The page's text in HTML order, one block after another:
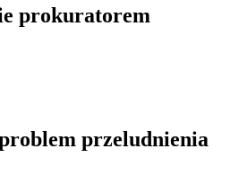
prokuratorem
przeludnienia